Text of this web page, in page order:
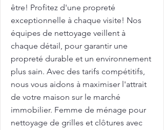
être! Profitez d'une propreté
exceptionnelle à chaque visite! Nos
équipes de nettoyage veillent à
chaque détail, pour garantir une
propreté durable et un environnement
plus sain. Avec des tarifs compétitifs,
nous vous aidons à maximiser l'attrait
de votre maison sur le marché
immobilier. Femme de ménage pour
nettoyage de grilles et clôtures avec